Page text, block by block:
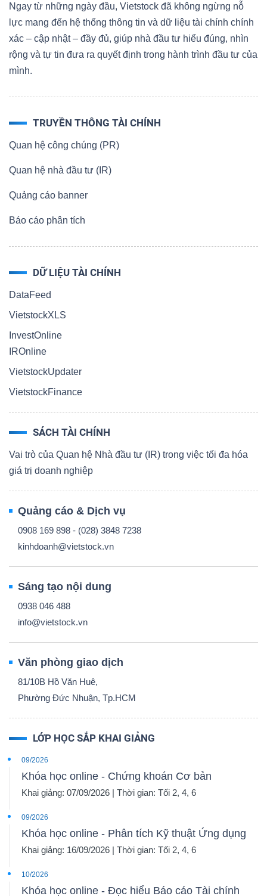
Ngay từ những ngày đầu, Vietstock đã không ngừng nỗ
lực mang đến hệ thống thông tin và dữ liệu tài chính chính
xác – cập nhật – đầy đủ, giúp nhà đầu tư hiểu đúng, nhìn
rộng và tự tin đưa ra quyết định trong hành trình đầu tư của
mình.
TRUYỀN THÔNG TÀI CHÍNH
Quan hệ công chúng (PR)
Quan hệ nhà đầu tư (IR)
Quảng cáo banner
Báo cáo phân tích
DỮ LIỆU TÀI CHÍNH
DataFeed
VietstockXLS
InvestOnline
IROnline
VietstockUpdater
VietstockFinance
SÁCH TÀI CHÍNH
Vai trò của Quan hệ Nhà đầu tư (IR) trong việc tối đa hóa
giá trị doanh nghiệp
Quảng cáo & Dịch vụ
0908 169 898 - (028) 3848 7238
kinhdoanh@vietstock.vn
Sáng tạo nội dung
0938 046 488
info@vietstock.vn
Văn phòng giao dịch
81/10B Hồ Văn Huê,
Phường Đức Nhuận, Tp.HCM
LỚP HỌC SẮP KHAI GIẢNG
09/2026
Khóa học online - Chứng khoán Cơ bản
Khai giảng: 07/09/2026 | Thời gian: Tối 2, 4, 6
09/2026
Khóa học online - Phân tích Kỹ thuật Ứng dụng
Khai giảng: 16/09/2026 | Thời gian: Tối 2, 4, 6
10/2026
Khóa học online - Đọc hiểu Báo cáo Tài chính